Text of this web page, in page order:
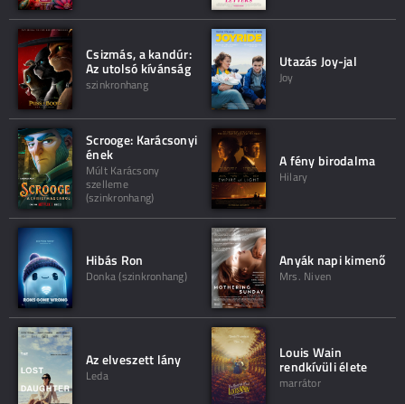
Csizmás, a kandúr:
Az utolsó kívánság
szinkronhang
Utazás Joy-jal
Joy
Scrooge: Karácsonyi
ének
Múlt Karácsony
szelleme
(szinkronhang)
A fény birodalma
Hilary
Hibás Ron
Donka (szinkronhang)
Anyák napi kimenő
Mrs. Niven
Az elveszett lány
Leda
Louis Wain
rendkívüli élete
marrátor